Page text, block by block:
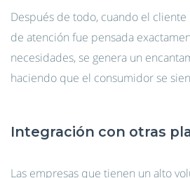
Después de todo, cuando el
de atención fue pensada
necesidades, se genera un
haciendo que el consumidor se
Integración con otras
Las empresas que tienen un alto